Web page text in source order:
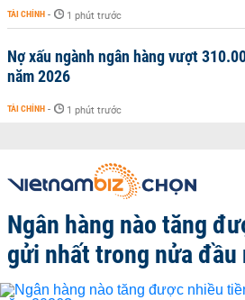
TÀI CHÍNH - 1 phút trước
Nợ xấu ngành ngân hàng vượt
năm 2026
TÀI CHÍNH - 1 phút trước
Ngân hàng nào tăng
gửi nhất trong nửa đầu